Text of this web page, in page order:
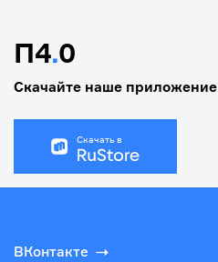
П4.0
Скачайте наше приложение
Скачать в
ВКонтакте